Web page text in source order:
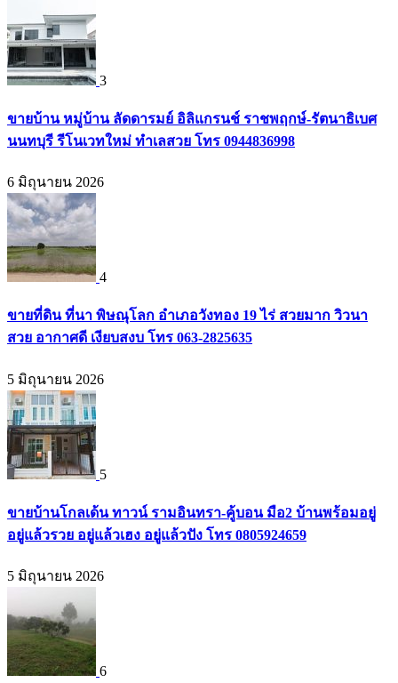
3
ขายบ้าน หมู่บ้าน ลัดดารมย์ อิลิแกรนช์ ราชพฤกษ์-รัตนาธิเบศ
นนทบุรี รีโนเวทใหม่ ทำเลสวย โทร 0944836998
6 มิถุนายน 2026
4
ขายที่ดิน ที่นา พิษณุโลก อำเภอวังทอง 19 ไร่ สวยมาก วิวนา
สวย อากาศดี เงียบสงบ โทร 063-2825635
5 มิถุนายน 2026
5
ขายบ้านโกลเด้น ทาวน์ รามอินทรา-คู้บอน มือ2 บ้านพร้อมอยู่
อยู่แล้วรวย อยู่แล้วเฮง อยู่แล้วปัง โทร 0805924659
5 มิถุนายน 2026
6